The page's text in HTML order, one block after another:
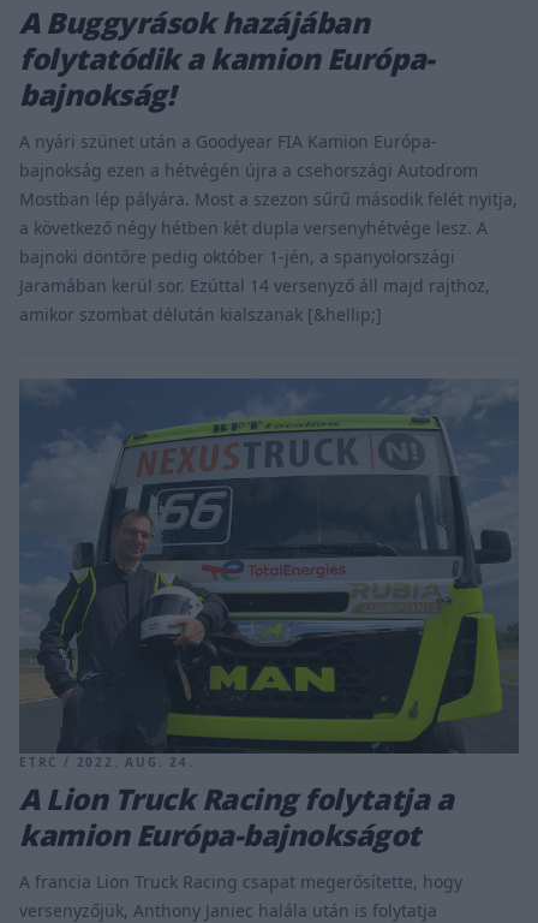
A Buggyrások hazájában
folytatódik a kamion Európa-
bajnokság!
A nyári szünet után a Goodyear FIA Kamion Európa-
bajnokság ezen a hétvégén újra a csehországi Autodrom
Mostban lép pályára. Most a szezon sűrű második felét nyitja,
a következő négy hétben két dupla versenyhétvége lesz. A
bajnoki döntőre pedig október 1-jén, a spanyolországi
Jaramában kerül sor. Ezúttal 14 versenyző áll majd rajthoz,
amikor szombat délután kialszanak [&hellip;]
ETRC / 2022. AUG. 24.
A Lion Truck Racing folytatja a
kamion Európa-bajnokságot
A francia Lion Truck Racing csapat megerősítette, hogy
versenyzőjük, Anthony Janiec halála után is folytatja